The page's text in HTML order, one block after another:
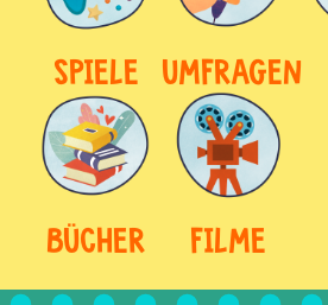
SPIELE UMFRAGEN
BÜCHER FILME